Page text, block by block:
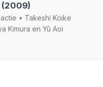
(2009)
actie • Takeshi Koike
Kimura en Yû Aoi